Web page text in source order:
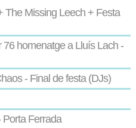
The Missing Leech + Festa
76 homenatge a Lluís Lach -
- Final de festa (DJs)
Porta Ferrada